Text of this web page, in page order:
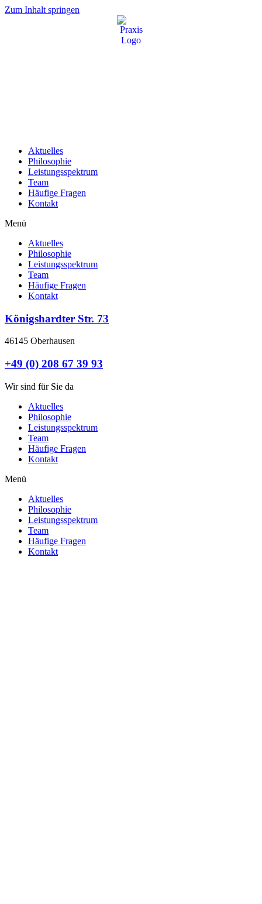
Zum Inhalt springen
Aktuelles
Philosophie
Leistungsspektrum
Team
Häufige Fragen
Kontakt
Menü
Aktuelles
Philosophie
Leistungsspektrum
Team
Häufige Fragen
Kontakt
Königshardter Str. 73
46145 Oberhausen
+49 (0) 208 67 39 93
Wir sind für Sie da
Aktuelles
Philosophie
Leistungsspektrum
Team
Häufige Fragen
Kontakt
Menü
Aktuelles
Philosophie
Leistungsspektrum
Team
Häufige Fragen
Kontakt